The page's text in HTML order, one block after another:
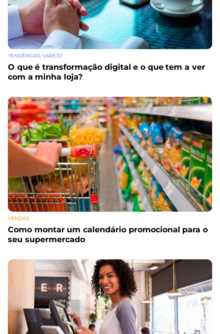
TENDÊNCIAS VAREJO
O que é transformação digital e o que tem a ver
com a minha loja?
VENDAS
Como montar um calendário promocional para o
seu supermercado